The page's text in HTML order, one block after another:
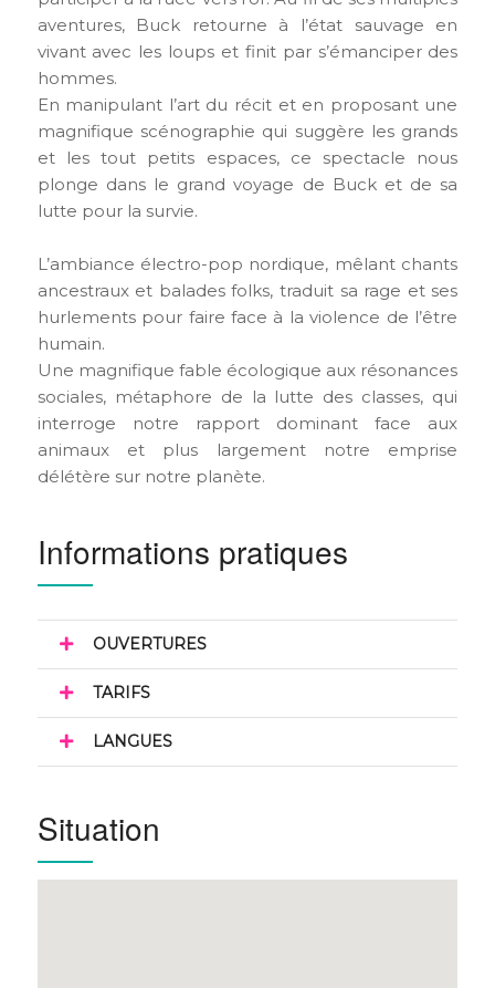
aventures, Buck retourne à l’état sauvage en
vivant avec les loups et finit par s’émanciper des
hommes.
En manipulant l’art du récit et en proposant une
magnifique scénographie qui suggère les grands
et les tout petits espaces, ce spectacle nous
plonge dans le grand voyage de Buck et de sa
lutte pour la survie.
L’ambiance électro-pop nordique, mêlant chants
ancestraux et balades folks, traduit sa rage et ses
hurlements pour faire face à la violence de l’être
humain.
Une magnifique fable écologique aux résonances
sociales, métaphore de la lutte des classes, qui
interroge notre rapport dominant face aux
animaux et plus largement notre emprise
délétère sur notre planète.
Informations pratiques
OUVERTURES
TARIFS
LANGUES
Situation